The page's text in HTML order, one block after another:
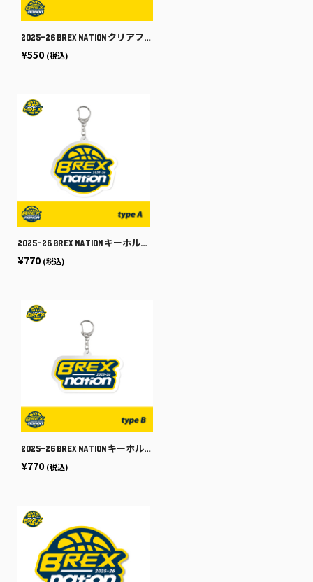
2025-26 BREX NATION クリアファイル
¥550 (税込)
2025-26 BREX NATION キーホルダー [type A]
¥770 (税込)
2025-26 BREX NATION キーホルダー [type B]
¥770 (税込)